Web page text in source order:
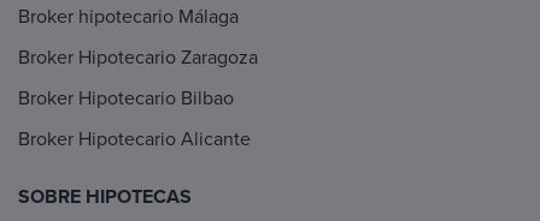
Broker hipotecario Málaga
Broker Hipotecario Zaragoza
Broker Hipotecario Bilbao
Broker Hipotecario Alicante
SOBRE HIPOTECAS